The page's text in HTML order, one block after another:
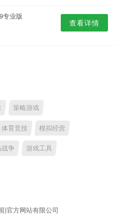
专业版
查看详情
策略游戏
体育竞技 模拟经营
争 游戏工具
)官方网站有限公司